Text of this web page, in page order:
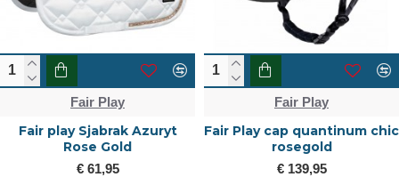
Fair Play
Fair play Sjabrak Azuryt
Rose Gold
€ 61,95
Fair Play
Fair Play cap quantinum chic
rosegold
€ 139,95